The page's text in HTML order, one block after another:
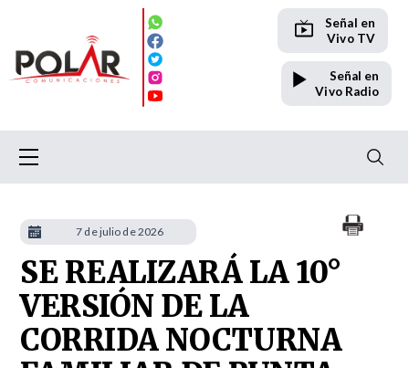
Señal en
Vivo TV
Señal en
Vivo Radio
SE REALIZARÁ LA 10°
VERSIÓN DE LA
CORRIDA NOCTURNA
7 de julio de 2026